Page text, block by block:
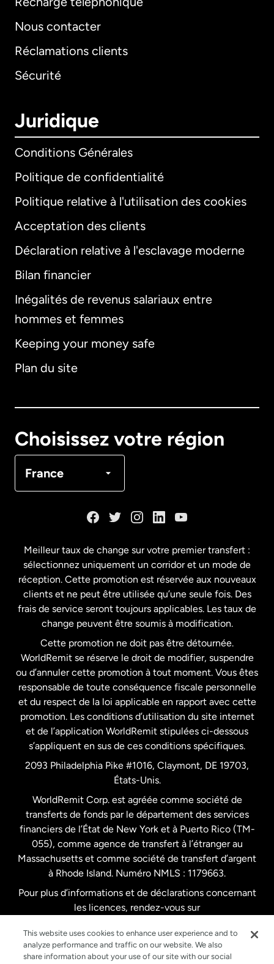
Nous contacter
Réclamations clients
Sécurité
Juridique
Conditions Générales
Politique de confidentialité
Politique relative à l'utilisation des cookies
Acceptation des clients
Déclaration relative à l'esclavage moderne
Bilan financier
Inégalités de revenus salariaux entre
hommes et femmes
Keeping your money safe
Plan du site
Choisissez votre région
France
International
Allemagne
Français
États-Unis English
États-Unis Español
France
Malaisie
Nouvelle-Zélande
Pays-Bas
Royaume-Uni
Suède
Meilleur taux de change sur votre premier transfert :
sélectionnez uniquement un corridor et un mode de
réception. Cette promotion est réservée aux nouveaux
clients et ne peut être utilisée qu’une seule fois. Des
frais de service seront toujours applicables. Les taux de
change peuvent être soumis à modification.
Cette promotion ne doit pas être détournée.
WorldRemit se réserve le droit de modifier, suspendre
ou d’annuler cette promotion à tout moment. Vous êtes
responsable de toute conséquence fiscale personnelle
et du respect de la loi applicable en rapport avec cette
promotion. Les conditions d’utilisation du site internet
et de l’application WorldRemit stipulées ci-dessous
s’appliquent en sus de ces conditions spécifiques.
2093 Philadelphia Pike #1016, Claymont, DE 19703,
États-Unis.
WorldRemit Corp. est agréée comme société de
transferts de fonds par le département des services
financiers de l’État de New York et à Puerto Rico (TM-
055), comme agence de transfert à l’étranger au
Massachusetts et comme société de transfert d’argent
à Rhode Island. Numéro NMLS : 1179663.
Pour plus d’informations et de déclarations concernant
les licences, rendez-vous sur
This website uses cookies to enhance user experience and to
analyze performance and traffic on our website. We also
share information about your use of our site with our social